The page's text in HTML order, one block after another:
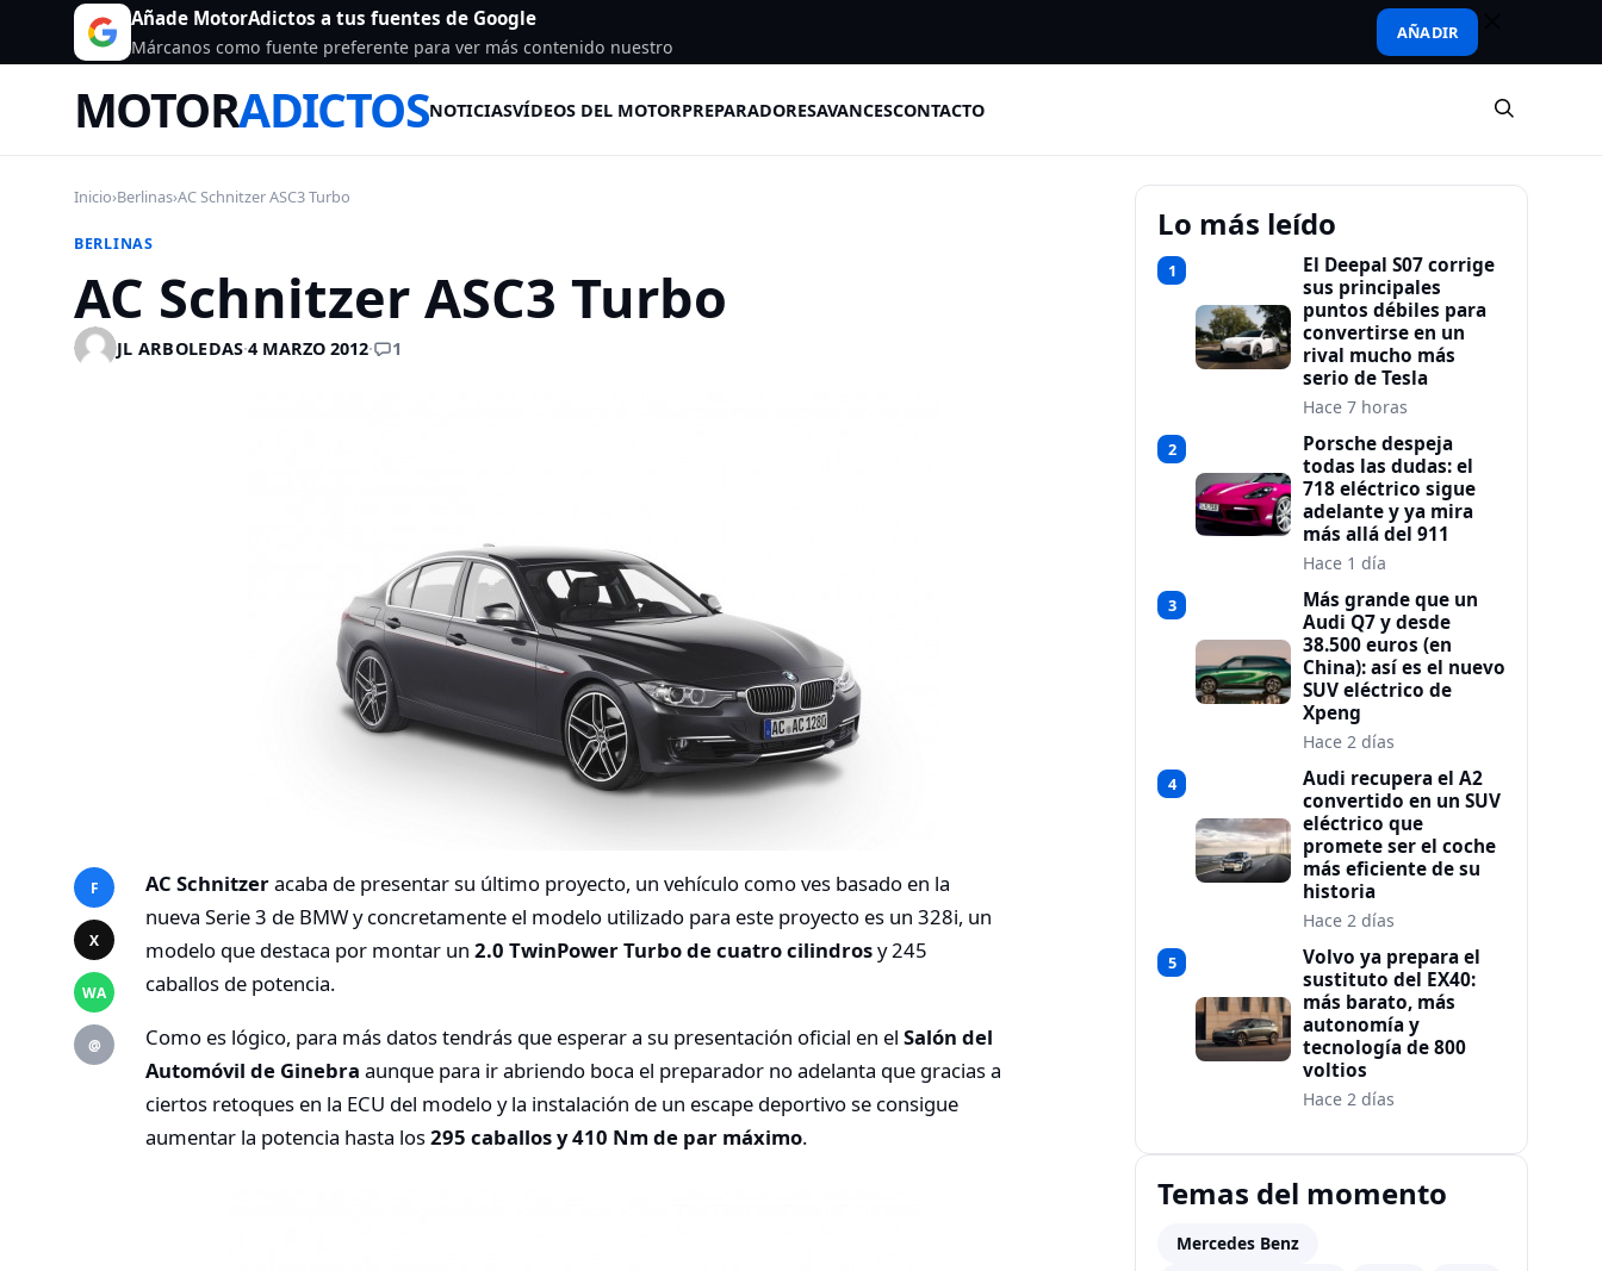
Añade MotorAdictos a tus fuentes de Google
Márcanos como fuente preferente para ver más contenido nuestro
AÑADIR
MOTORADICTOSNOTICIASVÍDEOS DEL MOTORPREPARADORESAVANCESCONTACTO
Inicio›Berlinas›AC Schnitzer ASC3 Turbo
BERLINAS
AC Schnitzer ASC3 Turbo
JL ARBOLEDAS·4 MARZO 2012· 1
F
X
WA
@
AC Schnitzeracaba de presentar su último proyecto, un vehículo como ves basado en la
nueva Serie 3 de BMW y concretamente el modelo utilizado para este proyecto es un 328i, un
modelo que destaca por montar un 2.0 TwinPower Turbo de cuatro cilindrosy 245
caballos de potencia.
Como es lógico, para más datos tendrás que esperar a su presentación oficial en el Salón del
Automóvil de Ginebra aunque para ir abriendo boca el preparador no adelanta que gracias a
ciertos retoques en la ECU del modelo y la instalación de un escape deportivo se consigue
aumentar la potencia hasta los295 caballos y 410 Nm de par máximo.
Lo más leído
1
El Deepal S07 corrige
sus principales
puntos débiles para
convertirse en un
rival mucho más
serio de Tesla
Hace 7 horas
2
Porsche despeja
todas las dudas: el
718 eléctrico sigue
adelante y ya mira
más allá del 911
Hace 1 día
3
Más grande que un
Audi Q7 y desde
38.500 euros (en
China): así es el nuevo
SUV eléctrico de
Xpeng
Hace 2 días
4
Audi recupera el A2
convertido en un SUV
eléctrico que
promete ser el coche
más eficiente de su
historia
Hace 2 días
5
Volvo ya prepara el
sustituto del EX40:
más barato, más
autonomía y
tecnología de 800
voltios
Hace 2 días
Temas del momento
Mercedes Benz